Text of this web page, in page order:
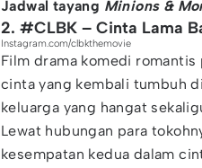
Jadwal tayang Minions &
2. #CLBK – Cinta Lama
Instagram.com/clbkthemovie
Film drama komedi
cinta yang kembali tumbuh
keluarga yang hangat
Lewat hubungan para
kesempatan kedua dalam